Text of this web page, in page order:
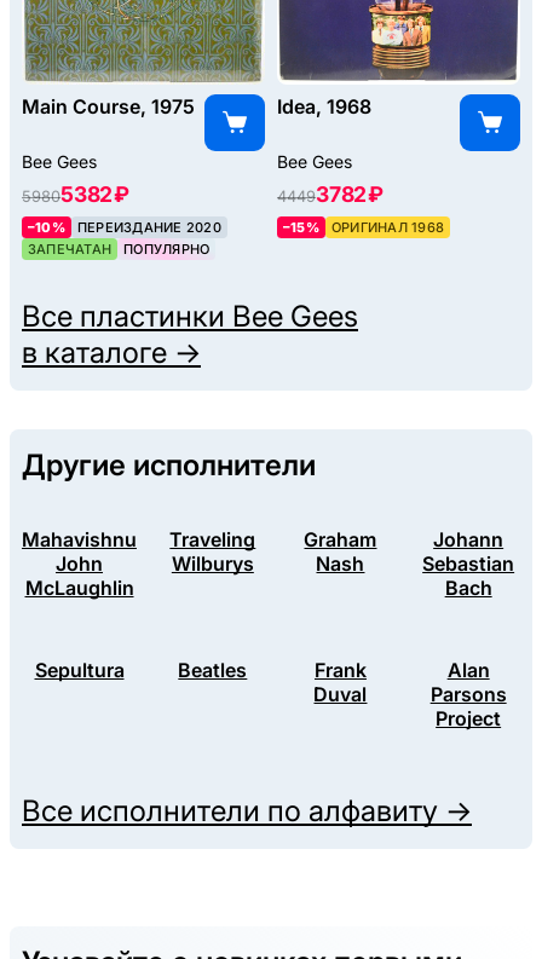
Main Course, 1975
Bee Gees
59805382 ₽
–10%
ПЕРЕИЗДАНИЕ 2020
ЗАПЕЧАТАН
ПОПУЛЯРНО
Idea, 1968
Bee Gees
44493782 ₽
–15% ОРИГИНАЛ 1968
Все пластинки Bee Gees
в каталоге →
Другие исполнители
Mahavishnu
John
McLaughlin
Traveling
Wilburys
Graham
Nash
Johann
Sebastian
Bach
Sepultura Beatles
Frank
Duval
Alan
Parsons
Project
Все исполнители по алфавиту →